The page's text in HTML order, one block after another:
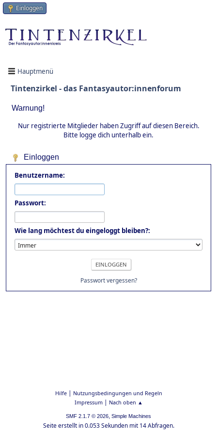
Einloggen
Hauptmenü
Tintenzirkel - das Fantasyautor:innenforum
Warnung!
Nur registrierte Mitglieder haben Zugriff auf diesen Bereich.
Bitte logge dich unterhalb ein.
Einloggen
Benutzername:
Passwort:
Wie lang möchtest du eingeloggt bleiben?:
Passwort vergessen?
Hilfe| Nutzungsbedingungen und Regeln
Impressum| Nach oben ▲
SMF 2.1.7 © 2026, Simple Machines
Seite erstellt in 0.053 Sekunden mit 14 Abfragen.